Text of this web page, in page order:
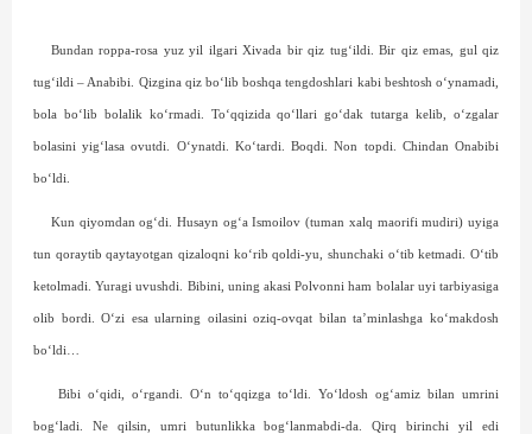
Bundan roppa-rosa yuz yil ilgari Xivada bir qiz tug‘ildi. Bir qiz emas, gul qiz
tug‘ildi – Anabibi. Qizgina qiz bo‘lib boshqa tengdoshlari kabi beshtosh o‘ynamadi,
bola bo‘lib bolalik ko‘rmadi. To‘qqizida qo‘llari go‘dak tutarga kelib, o‘zgalar
bolasini yig‘lasa ovutdi. O‘ynatdi. Ko‘tardi. Boqdi. Non topdi. Chindan Onabibi
bo‘ldi.
Kun qiyomdan og‘di. Husayn og‘a Ismoilov (tuman xalq maorifi mudiri) uyiga
tun qoraytib qaytayotgan qizaloqni ko‘rib qoldi-yu, shunchaki o‘tib ketmadi. O‘tib
ketolmadi. Yuragi uvushdi. Bibini, uning akasi Polvonni ham bolalar uyi tarbiyasiga
olib bordi. O‘zi esa ularning oilasini oziq-ovqat bilan ta’minlashga ko‘makdosh
bo‘ldi…
Bibi o‘qidi, o‘rgandi. O‘n to‘qqizga to‘ldi. Yo‘ldosh og‘amiz bilan umrini
bog‘ladi. Ne qilsin, umri butunlikka bog‘lanmabdi-da. Qirq birinchi yil edi